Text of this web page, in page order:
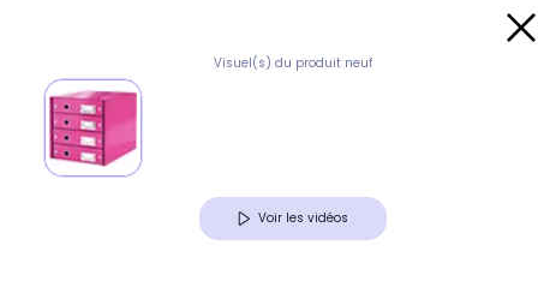
Visuel(s) du produit neuf
Voir les vidéos